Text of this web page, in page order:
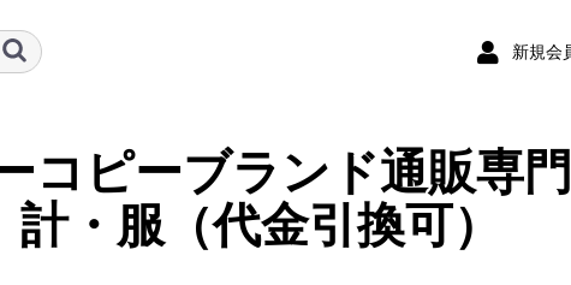
新規会
コピーブランド通販専
計・服（代金引換可）